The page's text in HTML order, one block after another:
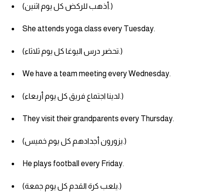
(أذهب للركض كل يوم اثنين.)
She attends yoga class every Tuesday.
(تحضر درس اليوغا كل يوم ثلاثاء.)
We have a team meeting every Wednesday.
(لدينا اجتماع فريق كل يوم أربعاء.)
They visit their grandparents every Thursday.
(يزورون أجدادهم كل يوم خميس.)
He plays football every Friday.
(يلعب كرة القدم كل يوم جمعة.)